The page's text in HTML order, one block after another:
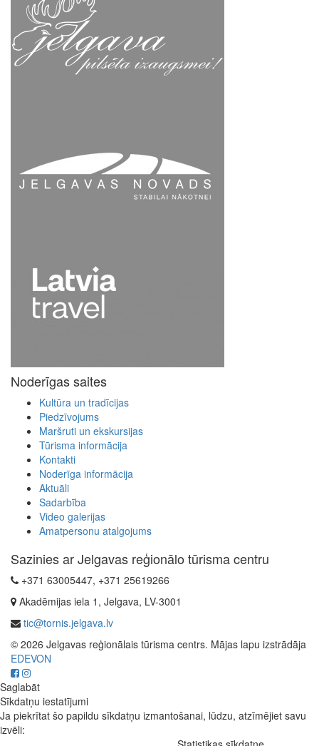
Noderīgas saites
Kultūra un tradīcijas
Piedzīvojums
Maršruti un ekskursijas
Tūrisma informācija
Kontakti
Noderīga informācija
Aktuāli
Sadarbība
Video galerijas
Amatpersonu atalgojums
Sazinies ar Jelgavas reģionālo tūrisma centru
+371 63005447, +371 25619266
Akadēmijas iela 1, Jelgava, LV-3001
tic@tornis.jelgava.lv
© 2026 Jelgavas reģionālais tūrisma centrs. Mājas lapu izstrādāja
EDEVON
Saglabāt
Sīkdatņu iestatījumi
Ja piekrītat šo papildu sīkdatņu izmantošanai, lūdzu, atzīmējiet savu
izvēli: